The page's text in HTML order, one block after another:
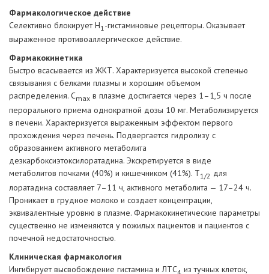
Фармакологическое действие
Селективно блокирует H1 -гистаминовые рецепторы. Оказывает
выраженное противоаллергическое действие.
Фармакокинетика
Быстро всасывается из ЖКТ. Характеризуется высокой степенью
связывания с белками плазмы и хорошим объемом
распределения. Cmax в плазме достигается через 1–1,5 ч после
перорального приема однократной дозы 10 мг. Метаболизируется
в печени. Характеризуется выраженным эффектом первого
прохождения через печень. Подвергается гидролизу с
образованием активного метаболита
дезкарбоксиэтоксилоратадина. Экскретируется в виде
метаболитов почками (40%) и кишечником (41%). Т1/2 для
лоратадина составляет 7–11 ч, активного метаболита — 17–24 ч.
Проникает в грудное молоко и создает концентрации,
эквивалентные уровню в плазме. Фармакокинетические параметры
существенно не изменяются у пожилых пациентов и пациентов с
почечной недостаточностью.
Клиническая фармакология
Ингибирует высвобождение гистамина и ЛТC4 из тучных клеток,